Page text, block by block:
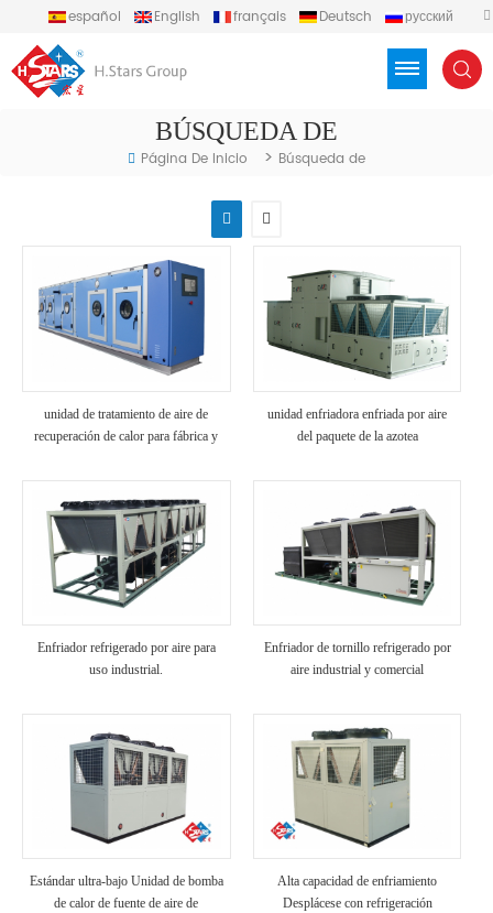
español English français Deutsch
русский
BÚSQUEDA DE
Página De Inicio > Búsqueda de
unidad de tratamiento de aire de
recuperación de calor para fábrica y
unidad enfriadora enfriada por aire
del paquete de la azotea
Enfriador refrigerado por aire para
uso industrial.
Enfriador de tornillo refrigerado por
aire industrial y comercial
Estándar ultra-bajo Unidad de bomba
de calor de fuente de aire de
Alta capacidad de enfriamiento
Desplácese con refrigeración